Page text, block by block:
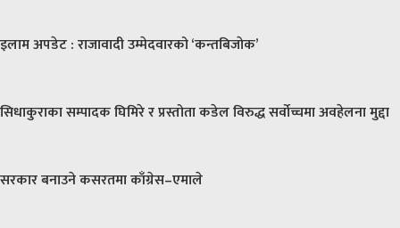
इलाम अपडेट : राजावादी उम्मेदवारको ‘कन्तबिजाेक’
सिधाकुराका सम्पादक घिमिरे र प्रस्तोता कडेल विरुद्ध सर्वोच्चमा अवहेलना मुद्दा
सरकार बनाउने कसरतमा काँग्रेस–एमाले